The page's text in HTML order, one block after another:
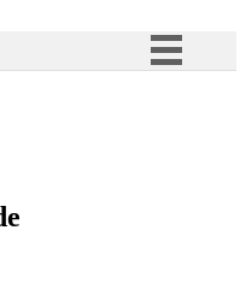
Acesso à informação